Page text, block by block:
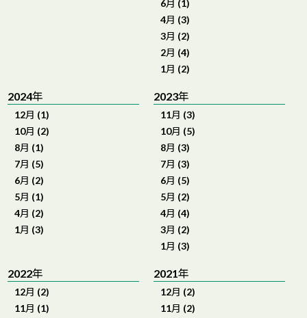
6月 (1)
4月 (3)
3月 (2)
2月 (4)
1月 (2)
2024年
12月 (1)
10月 (2)
8月 (1)
7月 (5)
6月 (2)
5月 (1)
4月 (2)
1月 (3)
2023年
11月 (3)
10月 (5)
8月 (3)
7月 (3)
6月 (5)
5月 (2)
4月 (4)
3月 (2)
1月 (3)
2022年
12月 (2)
11月 (1)
2021年
12月 (2)
11月 (2)